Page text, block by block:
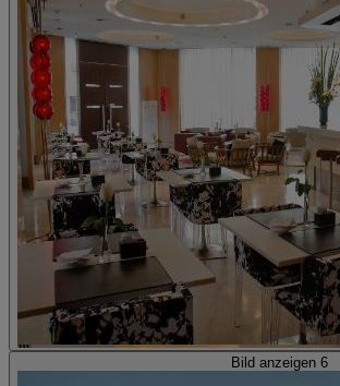
Bild anzeigen 6